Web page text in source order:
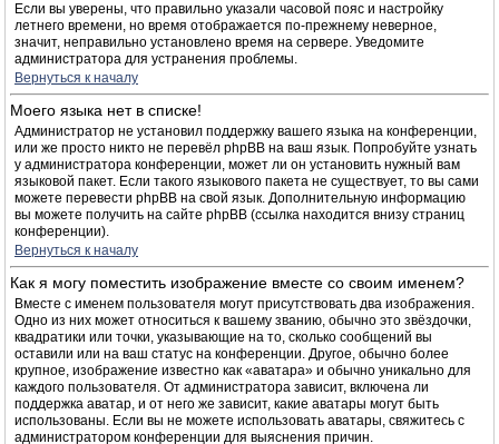
Если вы уверены, что правильно указали часовой пояс и настройку
летнего времени, но время отображается по-прежнему неверное,
значит, неправильно установлено время на сервере. Уведомите
администратора для устранения проблемы.
Вернуться к началу
Моего языка нет в списке!
Администратор не установил поддержку вашего языка на конференции,
или же просто никто не перевёл phpBB на ваш язык. Попробуйте узнать
у администратора конференции, может ли он установить нужный вам
языковой пакет. Если такого языкового пакета не существует, то вы сами
можете перевести phpBB на свой язык. Дополнительную информацию
вы можете получить на сайте phpBB (ссылка находится внизу страниц
конференции).
Вернуться к началу
Как я могу поместить изображение вместе со своим именем?
Вместе с именем пользователя могут присутствовать два изображения.
Одно из них может относиться к вашему званию, обычно это звёздочки,
квадратики или точки, указывающие на то, сколько сообщений вы
оставили или на ваш статус на конференции. Другое, обычно более
крупное, изображение известно как «аватара» и обычно уникально для
каждого пользователя. От администратора зависит, включена ли
поддержка аватар, и от него же зависит, какие аватары могут быть
использованы. Если вы не можете использовать аватары, свяжитесь с
администратором конференции для выяснения причин.